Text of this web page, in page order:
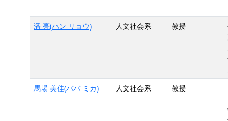
潘 亮(ハン リョウ)
人文社会系 教授
馬場 美佳(ババ ミカ)
人文社会系 教授